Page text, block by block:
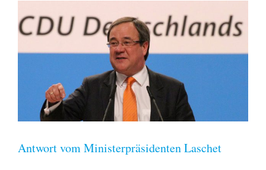
Antwort vom Ministerpräsidenten Laschet